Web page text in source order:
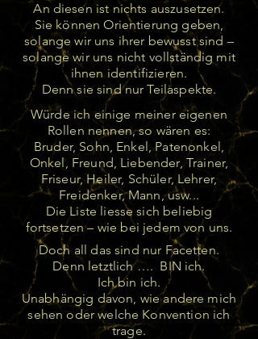
An diesen ist nichts auszusetzen.
Sie können Orientierung geben,
solange wir uns ihrer bewusst sind –
solange wir uns nicht vollständig mit
ihnen identifizieren.
Denn sie sind nur Teilaspekte.
Würde ich einige meiner eigenen
Rollen nennen, so wären es:
Bruder, Sohn, Enkel, Patenonkel,
Onkel, Freund, Liebender, Trainer,
Friseur, Heiler, Schüler, Lehrer,
Freidenker, Mann, usw...
Die Liste liesse sich beliebig
fortsetzen – wie bei jedem von uns.
Doch all das sind nur Facetten.
Denn letztlich …. BIN ich.
Ich bin ich.
Unabhängig davon, wie andere mich
sehen oder welche Konvention ich
trage.